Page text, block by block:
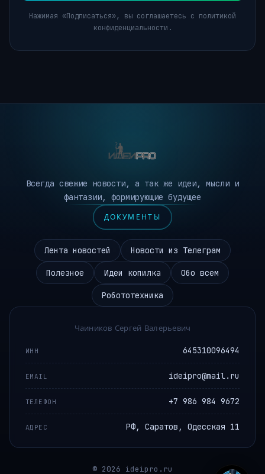
Нажимая «Подписаться», вы соглашаетесь с политикой
конфиденциальности.
Всегда свежие новости, а так же идеи, мысли и
фантазии, формирующие будущее
ДОКУМЕНТЫ
Лента новостей Новости из Телеграм
Полезное Идеи копилка Обо всем
Робототехника
Чаиников Сергей Валерьевич
ИНН 645310096494
EMAIL ideipro@mail.ru
ТЕЛЕФОН +7 986 984 9672
АДРЕС РФ, Саратов, Одесская 11
© 2026 ideipro.ru